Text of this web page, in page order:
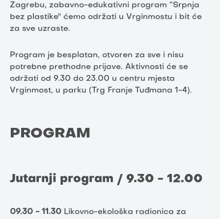
Zagrebu, zabavno-edukativni program “Srpnja
bez plastike'' ćemo održati u Vrginmostu i bit će
za sve uzraste.
Program je besplatan, otvoren za sve i nisu
potrebne prethodne prijave. Aktivnosti će se
održati od 9.30 do 23.00 u centru mjesta
Vrginmost, u parku (Trg Franje Tuđmana 1-4).
PROGRAM
Jutarnji program / 9.30 - 12.00
09.30 - 11.30 Likovno-ekološka radionica za